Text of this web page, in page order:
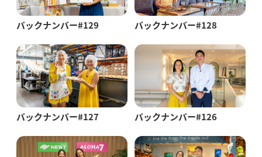
バックナンバー#129 バックナンバー#128
バックナンバー#127 バックナンバー#126